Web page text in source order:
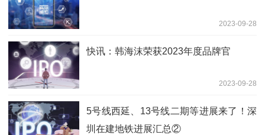
2023-09-28
快讯：韩海沫荣获2023年度品牌官
2023-09-28
5号线西延、13号线二期等进展来了！深
圳在建地铁进展汇总②